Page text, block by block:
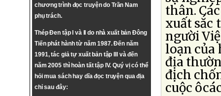
chương trình đọc truyện do Trần Nam
phụ trách.
Thép Đen tập I và II do nhà xuất bản Đông
Tiến phát hành từ năm 1987. Đến năm
1991, tác giả tự xuất bản tập III và đến
năm 2005 thì hoàn tất tập IV. Quý vị có thể
hỏi mua sách hay dĩa đọc truyện qua địa
chỉ sau đây:
thân.
xuất sắc
người
loạn của
địa
địch
cuộc